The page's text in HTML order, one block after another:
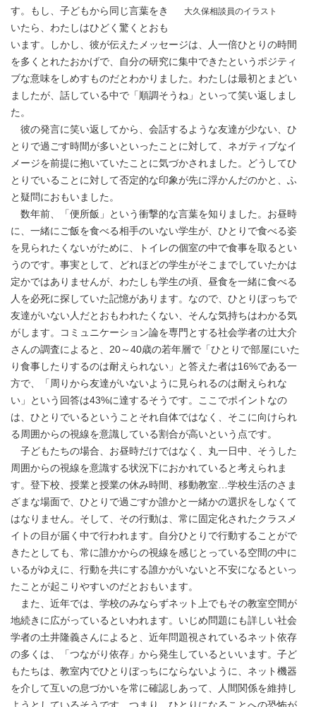
大久保相談員のイラスト
す。もし、子どもから同じ言葉をき
いたら、わたしはひどく驚くとおも
います。しかし、彼が伝えたメッセージは、人一倍ひとりの時間
を多くとれたおかげで、自分の研究に集中できたというポジティ
ブな意味をしめすものだとわかりました。わたしは最初とまどい
ましたが、話している中で「順調そうね」といって笑い返しまし
た。
彼の発言に笑い返してから、会話するような友達が少ない、ひ
とりで過ごす時間が多いといったことに対して、ネガティブなイ
メージを前提に抱いていたことに気づかされました。どうしてひ
とりでいることに対して否定的な印象が先に浮かんだのかと、ふ
と疑問におもいました。
数年前、「便所飯」という衝撃的な言葉を知りました。お昼時
に、一緒にご飯を食べる相手のいない学生が、ひとりで食べる姿
を見られたくないがために、トイレの個室の中で食事を取るとい
うのです。事実として、どれほどの学生がそこまでしていたかは
定かではありませんが、わたしも学生の頃、昼食を一緒に食べる
人を必死に探していた記憶があります。なので、ひとりぼっちで
友達がいない人だとおもわれたくない、そんな気持ちはわかる気
がします。コミュニケーション論を専門とする社会学者の辻大介
さんの調査によると、20～40歳の若年層で「ひとりで部屋にいた
り食事したりするのは耐えられない」と答えた者は16%である一
方で、「周りから友達がいないように見られるのは耐えられな
い」という回答は43%に達するそうです。ここでポイントなの
は、ひとりでいるということそれ自体ではなく、そこに向けられ
る周囲からの視線を意識している割合が高いという点です。
子どもたちの場合、お昼時だけではなく、丸一日中、そうした
周囲からの視線を意識する状況下におかれていると考えられま
す。登下校、授業と授業の休み時間、移動教室…学校生活のさま
ざまな場面で、ひとりで過ごすか誰かと一緒かの選択をしなくて
はなりません。そして、その行動は、常に固定化されたクラスメ
イトの目が届く中で行われます。自分ひとりで行動することがで
きたとしても、常に誰かからの視線を感じとっている空間の中に
いるがゆえに、行動を共にする誰かがいないと不安になるといっ
たことが起こりやすいのだとおもいます。
また、近年では、学校のみならずネット上でもその教室空間が
地続きに広がっているといわれます。いじめ問題にも詳しい社会
学者の土井隆義さんによると、近年問題視されているネット依存
の多くは、「つながり依存」から発生しているといいます。子ど
もたちは、教室内でひとりぼっちにならないように、ネット機器
を介して互いの息づかいを常に確認しあって、人間関係を維持し